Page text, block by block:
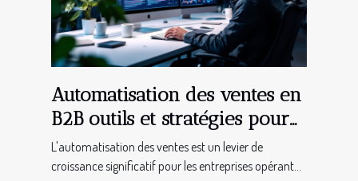
Automatisation des ventes en
B2B outils et stratégies pour
une efficacité maximale
L'automatisation des ventes est un levier de
croissance significatif pour les entreprises opérant...